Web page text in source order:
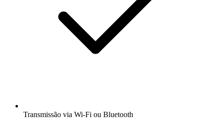
Transmissão via Wi-Fi ou Bluetooth